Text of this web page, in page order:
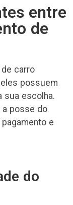
entre
de
de carro
possuem
sua escolha.
a posse do
e
do